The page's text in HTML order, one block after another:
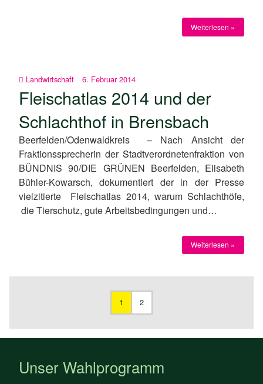
Weiterlesen »
Landwirtschaft 6. Februar 2014
Fleischatlas 2014 und der
Schlachthof in Brensbach
Beerfelden/Odenwaldkreis – Nach Ansicht der
Fraktionssprecherin der Stadtverordnetenfraktion von
BÜNDNIS 90/DIE GRÜNEN Beerfelden, Elisabeth
Bühler-Kowarsch, dokumentiert der in der Presse
vielzitierte Fleischatlas 2014, warum Schlachthöfe,
die Tierschutz, gute Arbeitsbedingungen und…
Weiterlesen »
1 2
Unser Wahlprogramm